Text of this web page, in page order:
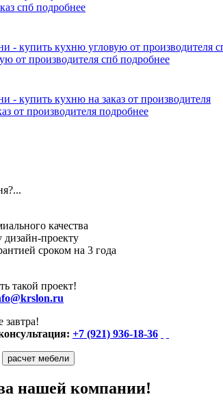
спб подробнее
от производителя спб подробнее
от производителя подробнее
качества
дизайн-проекту
сроком на 3 года
такой проект!
завтра!
+7 (921) 936-18-36
расчет мебели
нашей компании!